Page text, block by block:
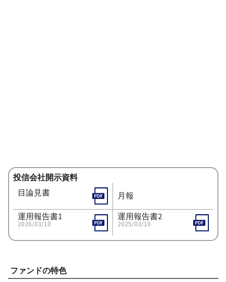
投信会社開示資料
目論見書
月報
運用報告書1
2026/03/10
運用報告書2
2025/03/10
ファンドの特色